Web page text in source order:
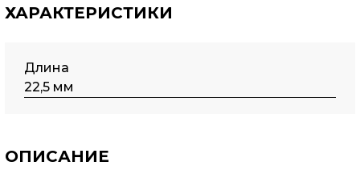
ХАРАКТЕРИСТИКИ
Длина
22,5 мм
ОПИСАНИЕ